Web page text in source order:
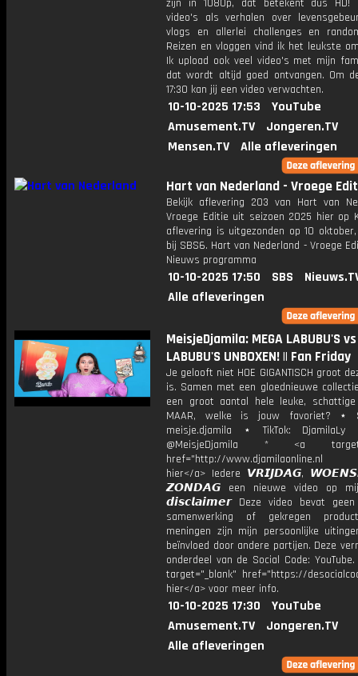
zijn in 1080p, dat betekent dus HD!
video's als verhalen over
vlogs en allerlei challenges en
Reizen en vloggen vind ik het leukste
Ik upload ook veel video's met mijn
dat wordt altijd goed ontvangen. Om
17:30 kan jij een video verwachten.
10-10-2025 17:53
YouTube
Amusement.TV
Jongeren.TV
Mensen.TV
Alle afleveringen
Hart van Nederland - Vroege
Bekijk aflevering 203 van Hart van
Vroege Editie uit seizoen 2025 hier op
aflevering is uitgezonden op 10 oktober,
bij SBS6. Hart van Nederland - Vroege
Nieuws programma
10-10-2025 17:50 SBS
Alle afleveringen
MeisjeDjamila: MEGA LABUBU'S vs
LABUBU'S UNBOXEN! || Fan Friday
Je gelooft niet HOE GIGANTISCH groot
is. Samen met een gloednieuwe
een groot aantal hele leuke, schattige
MAAR, welke is jouw favoriet? ⋆
meisje.djamila ⋆ TikTok:
@MeisjeDjamila * <a
href="http://
hier</a> Iedere 𝙑𝙍𝙄𝙅𝘿𝘼𝙂,
𝙕𝙊𝙉𝘿𝘼𝙂 een nieuwe video op
𝙙𝙞𝙨𝙘𝙡𝙖𝙞𝙢𝙚𝙧 Deze video bevat geen
samenwerking of gekregen
meningen zijn mijn persoonlijke
beïnvloed door andere partijen. Deze
onderdeel van de Social Code:
target="_blank" href="https://
hier</a> voor meer info.
10-10-2025 17:30
YouTube
Amusement.TV
Jongeren.TV
Alle afleveringen